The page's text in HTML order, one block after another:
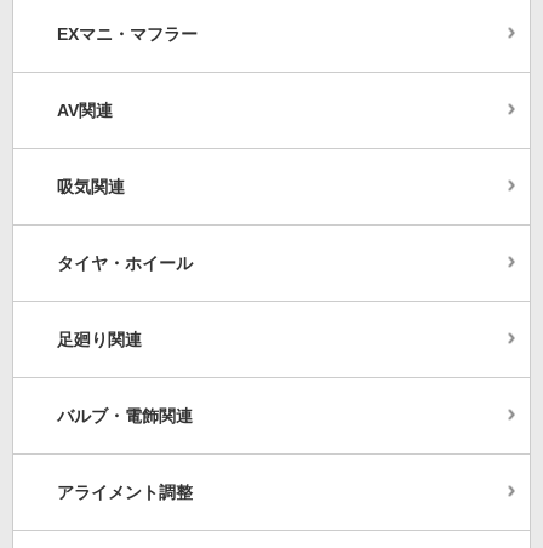
EXマニ・マフラー
AV関連
吸気関連
タイヤ・ホイール
足廻り関連
バルブ・電飾関連
アライメント調整